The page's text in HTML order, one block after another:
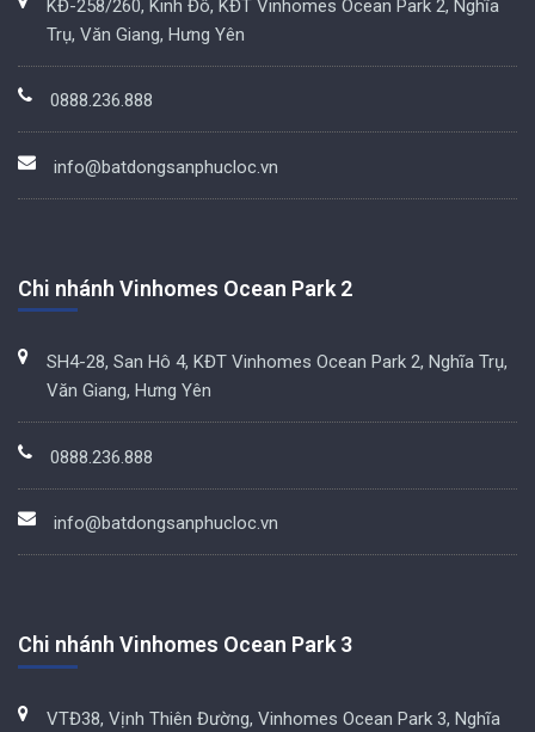
KĐ-258/260, Kinh Đô, KĐT Vinhomes Ocean Park 2, Nghĩa
Trụ, Văn Giang, Hưng Yên
0888.236.888
info@batdongsanphucloc.vn
Chi nhánh Vinhomes Ocean Park 2
SH4-28, San Hô 4, KĐT Vinhomes Ocean Park 2, Nghĩa Trụ,
Văn Giang, Hưng Yên
0888.236.888
info@batdongsanphucloc.vn
Chi nhánh Vinhomes Ocean Park 3
VTĐ38, Vịnh Thiên Đường, Vinhomes Ocean Park 3, Nghĩa